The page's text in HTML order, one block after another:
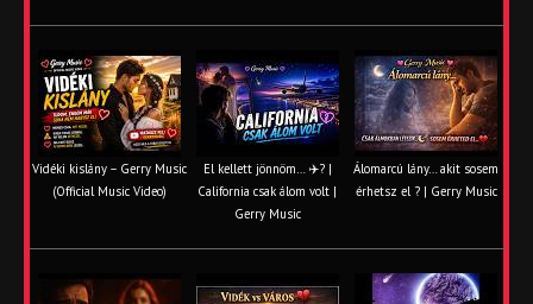
Vidéki kislány – Gerry Music
(Official Music Video)
El kellett jönnöm… ✈️? |
California csak álom volt |
Gerry Music
Álomarcú lány… akit sosem
érhetsz el ? | Gerry Music